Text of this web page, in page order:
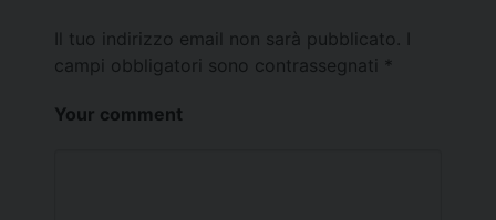
Il tuo indirizzo email non sarà pubblicato.
campi obbligatori sono contrassegnati *
Your comment